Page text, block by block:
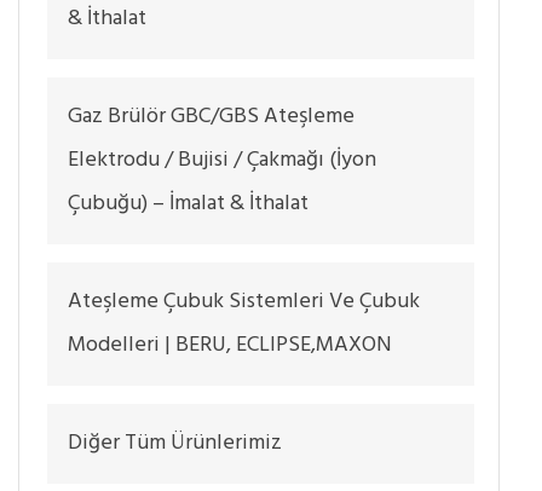
& İthalat
Gaz Brülör GBC/GBS Ateşleme
Elektrodu / Bujisi / Çakmağı (İyon
Çubuğu) – İmalat & İthalat
Ateşleme Çubuk Sistemleri Ve Çubuk
Modelleri | BERU, ECLIPSE,MAXON
Diğer Tüm Ürünlerimiz